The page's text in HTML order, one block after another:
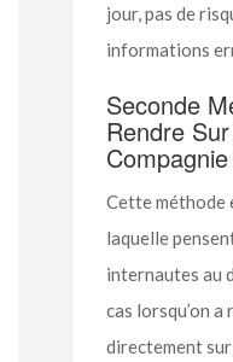
jour, pas de
informations
Seconde
Rendre
Cette méthode
laquelle
internautes au
cas lorsqu’on
directement